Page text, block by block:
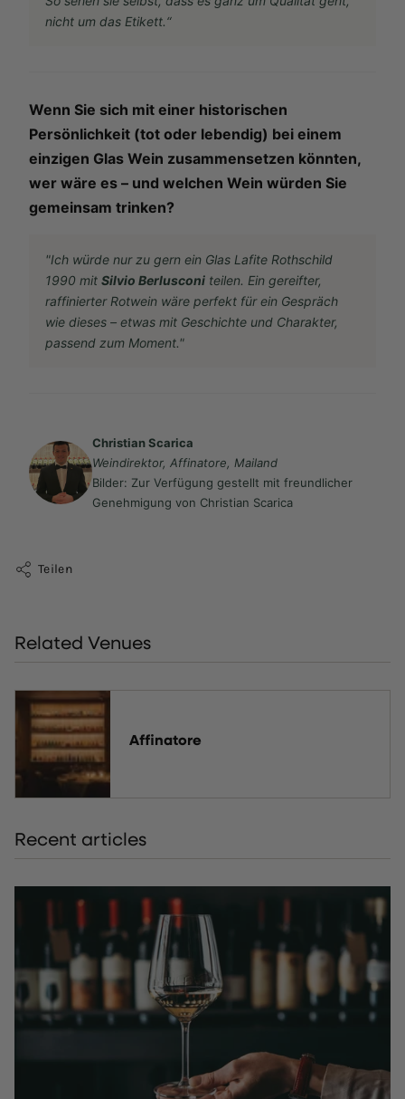
nicht um das Etikett.“
Wenn Sie sich mit einer historischen
Persönlichkeit (tot oder lebendig) bei einem
einzigen Glas Wein zusammensetzen könnten,
wer wäre es – und welchen Wein würden Sie
gemeinsam trinken?
"Ich würde nur zu gern ein Glas Lafite Rothschild
1990 mit Silvio Berlusconi teilen. Ein gereifter,
raffinierter Rotwein wäre perfekt für ein Gespräch
wie dieses – etwas mit Geschichte und Charakter,
passend zum Moment."
Christian Scarica
Weindirektor, Affinatore, Mailand
Bilder: Zur Verfügung gestellt mit freundlicher
Genehmigung von Christian Scarica
Teilen
Related Venues
Affinatore
Recent articles